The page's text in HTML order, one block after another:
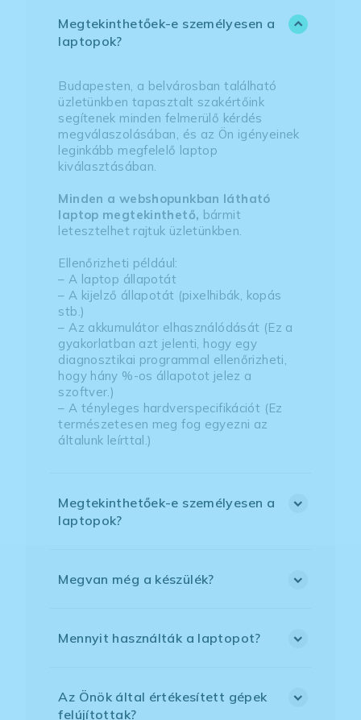
Megtekinthetőek-e személyesen a
laptopok?
Budapesten, a belvárosban található
üzletünkben tapasztalt szakértőink
segítenek minden felmerülő kérdés
megválaszolásában, és az Ön igényeinek
leginkább megfelelő laptop
kiválasztásában.
Minden a webshopunkban látható
laptop megtekinthető, bármit
letesztelhet rajtuk üzletünkben.
Ellenőrizheti például:
– A laptop állapotát
– A kijelző állapotát (pixelhibák, kopás
stb.)
– Az akkumulátor elhasználódását (Ez a
gyakorlatban azt jelenti, hogy egy
diagnosztikai programmal ellenőrizheti,
hogy hány %-os állapotot jelez a
szoftver.)
– A tényleges hardverspecifikációt (Ez
természetesen meg fog egyezni az
általunk leírttal.)
Megtekinthetőek-e személyesen a
laptopok?
Megvan még a készülék?
Mennyit használták a laptopot?
Az Önök által értékesített gépek
felújítottak?